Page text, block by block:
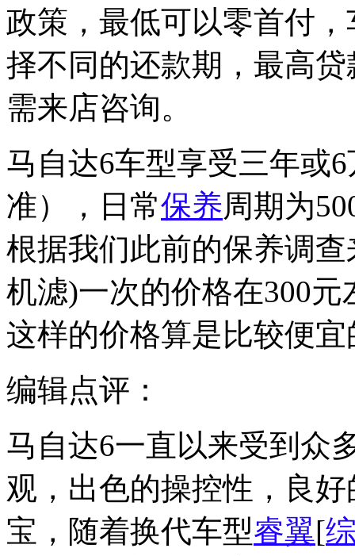
政策，最低可以零首付
择不同的还款期，最高
需来店咨询。
马自达6车型享受三年或
准），日常保养周期为
根据我们此前的保养调
机滤)一次的价格在300
这样的价格算是比较便宜
编辑点评：
马自达6一直以来受到众
观，出色的操控性，良
宝，随着换代车型睿翼[